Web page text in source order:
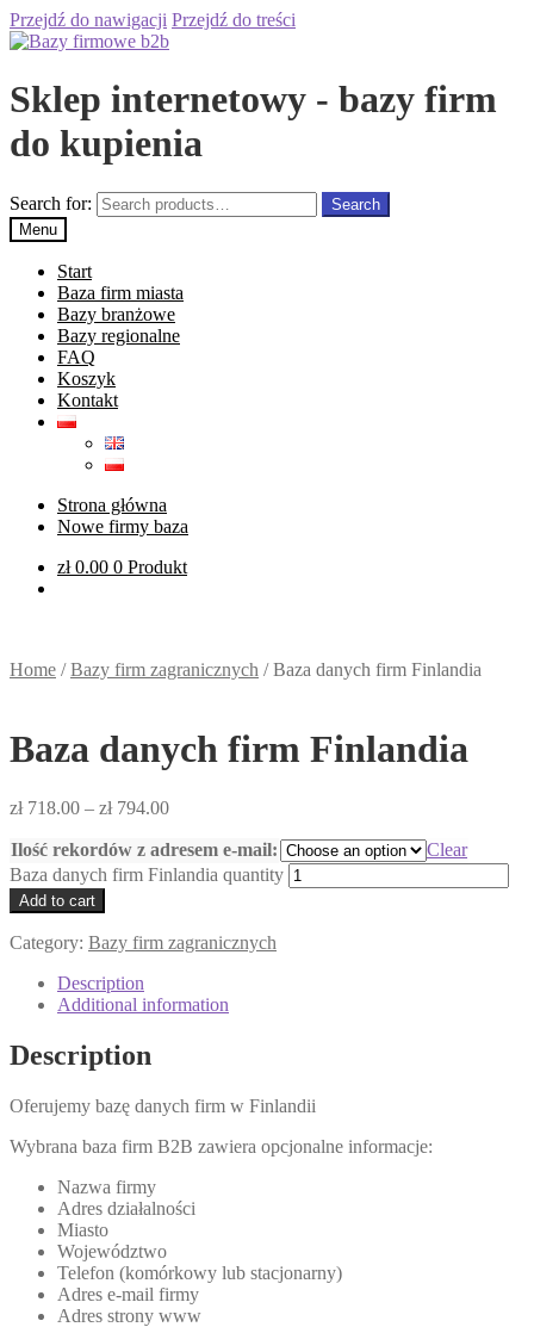
Przejdź do nawigacji Przejdź do treści
Sklep internetowy - bazy firm
do kupienia
Search for:
Search
Menu
Start
Baza firm miasta
Bazy branżowe
Bazy regionalne
FAQ
Koszyk
Kontakt
Strona główna
Nowe firmy baza
zł0.00 0 Produkt
Home /Bazy firm zagranicznych /Baza danych firm Finlandia
Baza danych firm Finlandia
zł718.00 – zł794.00
Ilość rekordów z adresem e-mail:
Clear
Baza danych firm Finlandia quantity
Add to cart
Category: Bazy firm zagranicznych
Description
Additional information
Description
Oferujemy bazę danych firm w Finlandii
Wybrana baza firm B2B zawiera opcjonalne informacje:
Nazwa firmy
Adres działalności
Miasto
Województwo
Telefon (komórkowy lub stacjonarny)
Adres e-mail firmy
Adres strony www